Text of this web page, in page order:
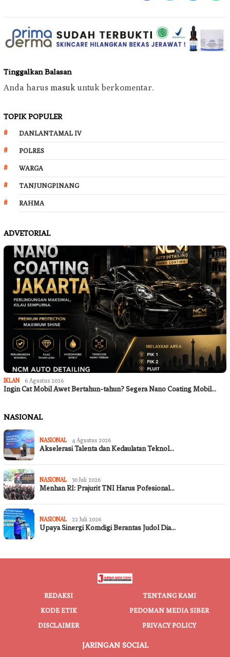
Tinggalkan Balasan
Anda harus masuk untuk berkomentar.
TOPIK POPULER
DANLANTAMAL IV
POLRES
WARGA
TANJUNGPINANG
RAHMA
ADVETORIAL
IKLAN 6 Agustus 2026
Ingin Cat Mobil Awet Bertahun-tahun? Segera Nano Coating Mobil…
NASIONAL
NASIONAL 4 Agustus 2026
Akselerasi Talenta dan Kedaulatan Teknol…
NASIONAL 30 Juli 2026
Menhan RI: Prajurit TNI Harus Pofesional…
NASIONAL 22 Juli 2026
Upaya Sinergi Komdigi Berantas Judol Dia…
REDAKSI
TENTANG KAMI
KODE ETIK
PEDOMAN MEDIA SIBER
DISCLAIMER
PRIVACY POLICY
JARINGAN SOCIAL